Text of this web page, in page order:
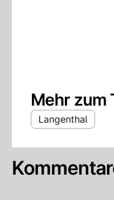
Mehr zum
Langenthal